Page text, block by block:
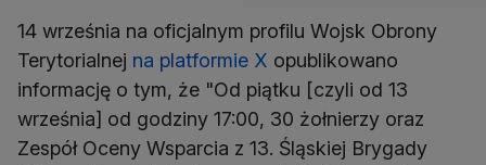
14 września na oficjalnym profilu Wojsk Obrony
Terytorialnej na platformie X opublikowano
informację o tym, że "Od piątku [czyli od 13
września] od godziny 17:00, 30 żołnierzy oraz
Zespół Oceny Wsparcia z 13. Śląskiej Brygady